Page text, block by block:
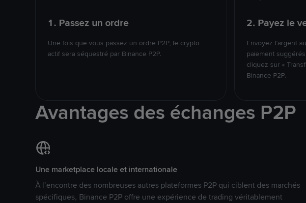
1. Passez un ordre
Une fois que vous passez un ordre P2P, le crypto-
actif sera séquestré par Binance P2P.
2. Payez le
Envoyez l’argent
paiement
cliquez sur «
Binance P2P.
Avantages des échanges P2P
Une marketplace locale et internationale
À l’encontre des nombreuses autres plateformes P2P qui ciblent des marchés
spécifiques, Binance P2P offre une expérience de trading véritablement